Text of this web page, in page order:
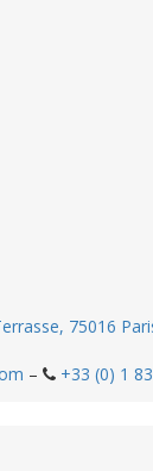
75016
– +33 (0) 1